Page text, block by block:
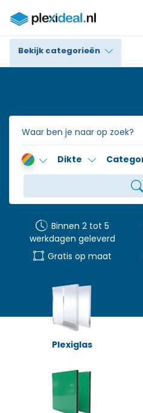
Bekijk categorieën
Trespa® / HPL
Alupanel / Dibond®
Accessoires
Dikte
Binnen 2 tot 5
werkdagen geleverd
Gratis op maat
Plexiglas